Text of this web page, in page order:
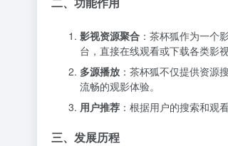
影视资源聚合 ：茶杯狐作为一个
台，直接在线观看或下载各类影视
多源播放 ：茶杯狐不仅提供资源
流畅的观影体验。
用户推荐 ：根据用户的搜索和观
三、发展历程